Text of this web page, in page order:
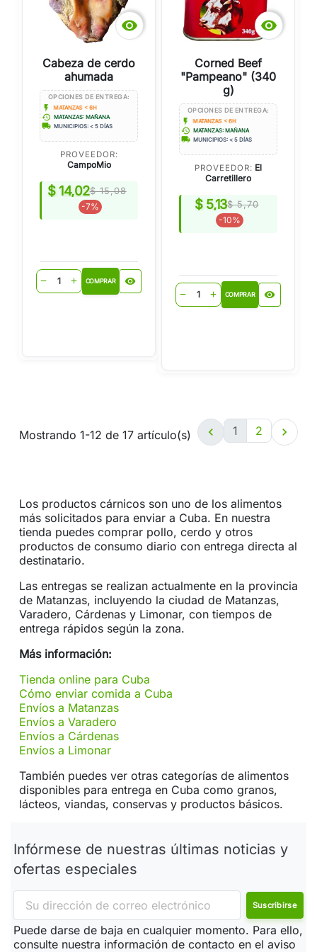

Cabeza de cerdo
ahumada
OPCIONES DE ENTREGA:
flash_on MATANZAS < 6H
history MATANZAS: MAÑANA
local_shipping MUNICIPIOS: < 5 DÍAS
PROVEEDOR:
CampoMio
$ 14,02$ 15,08
-7%
remove add COMPRAR visibility

Corned Beef
"Pampeano" (340
g)
OPCIONES DE ENTREGA:
flash_on MATANZAS < 6H
history MATANZAS: MAÑANA
local_shipping MUNICIPIOS: < 5 DÍAS
PROVEEDOR: El
Carretillero
$ 5,13$ 5,70
-10%
remove add COMPRAR visibility
Mostrando 1-12 de 17 artículo(s)  1 2 
Los productos cárnicos son uno de los alimentos
más solicitados para enviar a Cuba. En nuestra
tienda puedes comprar pollo, cerdo y otros
productos de consumo diario con entrega directa al
destinatario.
Las entregas se realizan actualmente en la provincia
de Matanzas, incluyendo la ciudad de Matanzas,
Varadero, Cárdenas y Limonar, con tiempos de
entrega rápidos según la zona.
Más información:
Tienda online para Cuba
Cómo enviar comida a Cuba
Envíos a Matanzas
Envíos a Varadero
Envíos a Cárdenas
Envíos a Limonar
También puedes ver otras categorías de alimentos
disponibles para entrega en Cuba como granos,
lácteos, viandas, conservas y productos básicos.
Infórmese de nuestras últimas noticias y
ofertas especiales
Puede darse de baja en cualquier momento. Para ello,
consulte nuestra información de contacto en el aviso